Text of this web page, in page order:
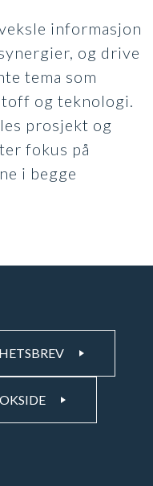
informasjon
og drive
tema som
og teknologi.
prosjekt og
fokus på
i begge